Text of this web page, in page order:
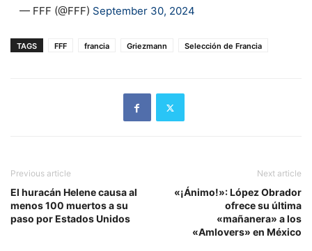
— FFF (@FFF) September 30, 2024
TAGS FFF francia Griezmann Selección de Francia
Previous article
El huracán Helene causa al
menos 100 muertos a su
paso por Estados Unidos
Next article
«¡Ánimo!»: López Obrador
ofrece su última
«mañanera» a los
«Amlovers» en México